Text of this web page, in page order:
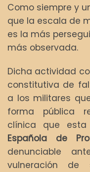
Como siempre y
que la escala de
es la más
más observada.
Dicha actividad
constitutiva de
a los militares
forma pública
clínica que
Española de
denunciable
vulneración